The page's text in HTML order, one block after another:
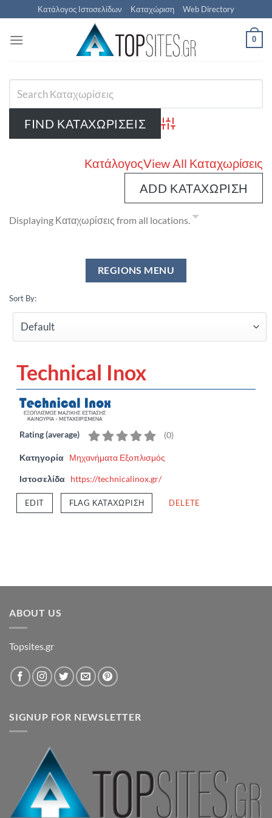
Μετάβαση
στο
περιεχόμενο
Κατάλογος Ιστοσελίδων Καταχώριση Web Directory
0
Advanced Search
ΚατάλογοςView All Καταχωρίσεις
ADD ΚΑΤΑΧΏΡΙΣΗ
Displaying Καταχωρίσεις from all locations.
Sort By:
Technical Inox
Rating (average) (0)
Κατηγορία Μηχανήματα Εξοπλισμός
Ιστοσελίδα https://technicalinox.gr/
EDIT FLAG ΚΑΤΑΧΏΡΙΣΗ DELETE
ABOUT US
Topsites.gr
SIGNUP FOR NEWSLETTER